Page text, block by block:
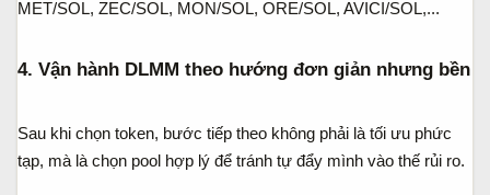
MET/SOL, ZEC/SOL, MON/SOL, ORE/SOL, AVICI/SOL,...
4. Vận hành DLMM theo hướng đơn giản nhưng bền​
Sau khi chọn token, bước tiếp theo không phải là tối ưu phức
tạp, mà là chọn pool hợp lý để tránh tự đẩy mình vào thế rủi ro.